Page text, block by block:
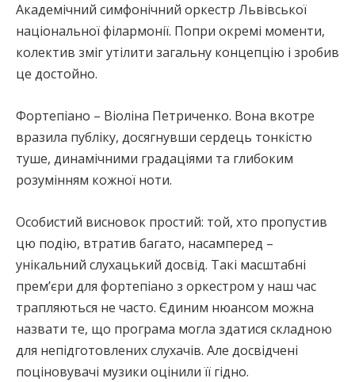
Академічний симфонічний оркестр Львівської
національної філармонії. Попри окремі моменти,
колектив зміг утілити загальну концепцію і зробив
це достойно.
Фортепіано – Віоліна Петриченко. Вона вкотре
вразила публіку, досягнувши сердець тонкістю
туше, динамічними градаціями та глибоким
розумінням кожної ноти.
Особистий висновок простий: той, хто пропустив
цю подію, втратив багато, насамперед –
унікальний слухацький досвід. Такі масштабні
прем’єри для фортепіано з оркестром у наш час
трапляються не часто. Єдиним нюансом можна
назвати те, що програма могла здатися складною
для непідготовлених слухачів. Але досвідчені
поціновувачі музики оцінили її гідно.